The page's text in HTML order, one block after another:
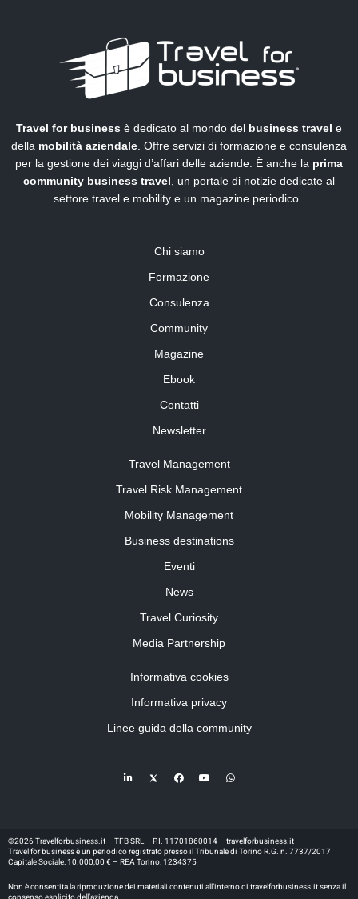
Travel for business è dedicato al mondo del business travel e
della mobilità aziendale . Offre servizi di formazione e consulenza
per la gestione dei viaggi d’affari delle aziende. È anche la prima
community business travel , un portale di notizie dedicate al
settore travel e mobility e un magazine periodico.
Chi siamo
Formazione
Consulenza
Community
Magazine
Ebook
Contatti
Newsletter
Travel Management
Travel Risk Management
Mobility Management
Business destinations
Eventi
News
Travel Curiosity
Media Partnership
Informativa cookies
Informativa privacy
Linee guida della community
©2026 Travelforbusiness.it – TFB SRL – P.I. 11701860014 – travelforbusiness.it
Travel for business è un periodico registrato presso il Tribunale di Torino R.G. n. 7737/2017
Capitale Sociale: 10.000,00 € – REA Torino: 1234375
Non è consentita la riproduzione dei materiali contenuti all’interno di travelforbusiness.it senza il